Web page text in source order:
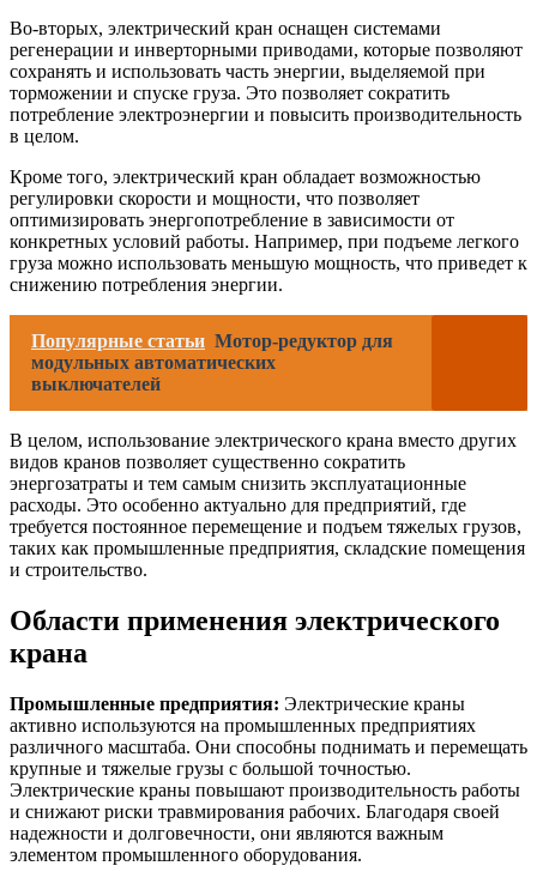
Во-вторых, электрический кран оснащен системами
регенерации и инверторными приводами, которые позволяют
сохранять и использовать часть энергии, выделяемой при
торможении и спуске груза. Это позволяет сократить
потребление электроэнергии и повысить производительность
в целом.
Кроме того, электрический кран обладает возможностью
регулировки скорости и мощности, что позволяет
оптимизировать энергопотребление в зависимости от
конкретных условий работы. Например, при подъеме легкого
груза можно использовать меньшую мощность, что приведет к
снижению потребления энергии.
Популярные статьи Мотор-редуктор для
модульных автоматических
выключателей
В целом, использование электрического крана вместо других
видов кранов позволяет существенно сократить
энергозатраты и тем самым снизить эксплуатационные
расходы. Это особенно актуально для предприятий, где
требуется постоянное перемещение и подъем тяжелых грузов,
таких как промышленные предприятия, складские помещения
и строительство.
Области применения электрического
крана
Промышленные предприятия: Электрические краны
активно используются на промышленных предприятиях
различного масштаба. Они способны поднимать и перемещать
крупные и тяжелые грузы с большой точностью.
Электрические краны повышают производительность работы
и снижают риски травмирования рабочих. Благодаря своей
надежности и долговечности, они являются важным
элементом промышленного оборудования.